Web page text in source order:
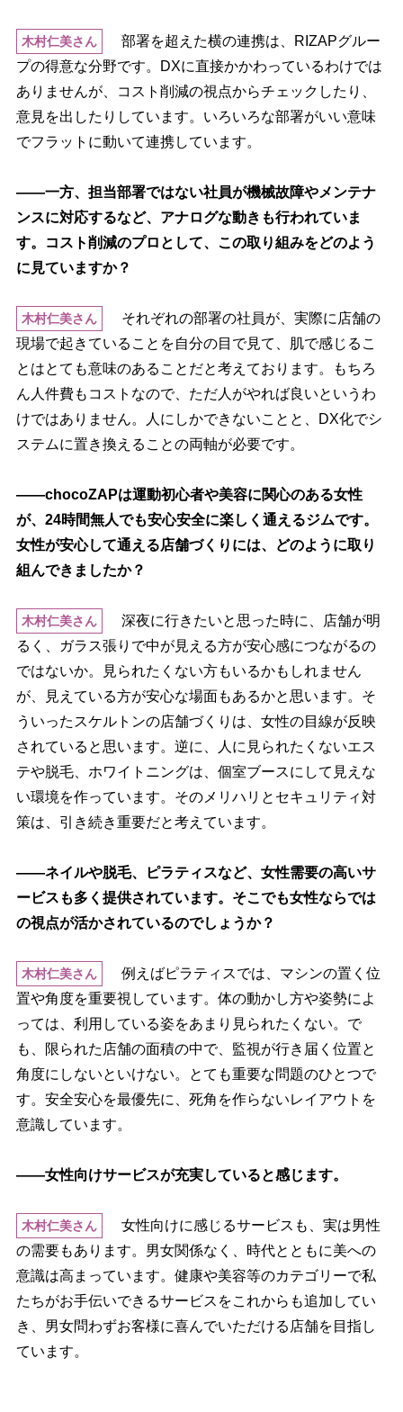
木村仁美さん
部署を超えた横の連携は、RIZAPグルー
プの得意な分野です。DXに直接かかわっているわけでは
ありませんが、コスト削減の視点からチェックしたり、
意見を出したりしています。いろいろな部署がいい意味
でフラットに動いて連携しています。
――一方、担当部署ではない社員が機械故障やメンテナ
ンスに対応するなど、アナログな動きも行われていま
す。コスト削減のプロとして、この取り組みをどのよう
に見ていますか？
木村仁美さん
それぞれの部署の社員が、実際に店舗の
現場で起きていることを自分の目で見て、肌で感じるこ
とはとても意味のあることだと考えております。もちろ
ん人件費もコストなので、ただ人がやれば良いというわ
けではありません。人にしかできないことと、DX化でシ
ステムに置き換えることの両軸が必要です。
――chocoZAPは運動初心者や美容に関心のある女性
が、24時間無人でも安心安全に楽しく通えるジムです。
女性が安心して通える店舗づくりには、どのように取り
組んできましたか？
木村仁美さん
深夜に行きたいと思った時に、店舗が明
るく、ガラス張りで中が見える方が安心感につながるの
ではないか。見られたくない方もいるかもしれません
が、見えている方が安心な場面もあるかと思います。そ
ういったスケルトンの店舗づくりは、女性の目線が反映
されていると思います。逆に、人に見られたくないエス
テや脱毛、ホワイトニングは、個室ブースにして見えな
い環境を作っています。そのメリハリとセキュリティ対
策は、引き続き重要だと考えています。
――ネイルや脱毛、ピラティスなど、女性需要の高いサ
ービスも多く提供されています。そこでも女性ならでは
の視点が活かされているのでしょうか？
木村仁美さん
例えばピラティスでは、マシンの置く位
置や角度を重要視しています。体の動かし方や姿勢によ
っては、利用している姿をあまり見られたくない。で
も、限られた店舗の面積の中で、監視が行き届く位置と
角度にしないといけない。とても重要な問題のひとつで
す。安全安心を最優先に、死角を作らないレイアウトを
意識しています。
――女性向けサービスが充実していると感じます。
木村仁美さん
女性向けに感じるサービスも、実は男性
の需要もあります。男女関係なく、時代とともに美への
意識は高まっています。健康や美容等のカテゴリーで私
たちがお手伝いできるサービスをこれからも追加してい
き、男女問わずお客様に喜んでいただける店舗を目指し
ています。